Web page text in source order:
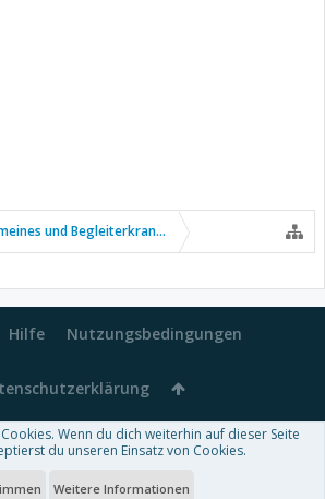
und Begleiterkrankungen
Hilfe Nutzungsbedingungen
by XenForo™-Deutsch von xenDach
designed byThemeHouse
Wenn du dich weiterhin auf dieser Seite
du unseren Einsatz von Cookies.
Weitere Informationen